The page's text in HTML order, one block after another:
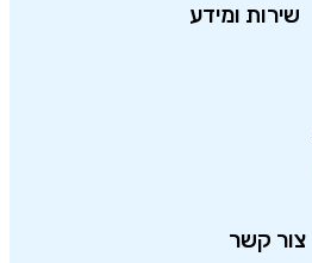
שירות ומידע
צור קשר